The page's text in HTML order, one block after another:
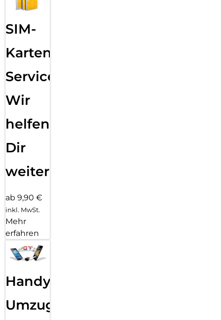
SIM-
Karten
Service:
Wir
helfen
Dir
weiter
ab 9,90 €
inkl. MwSt.
Mehr
erfahren
Handy
Umzug